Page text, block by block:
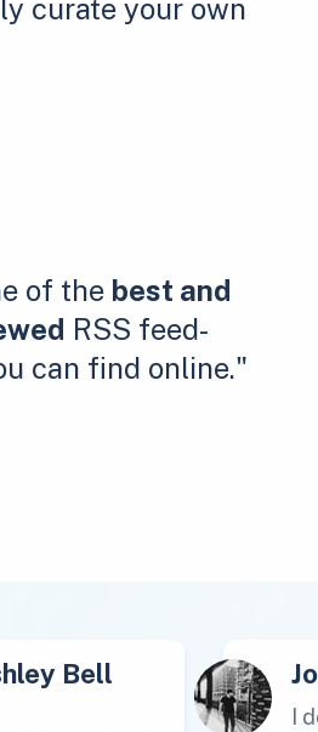
curate your own
of the best and
RSS feed-
can find online."
Bell
I